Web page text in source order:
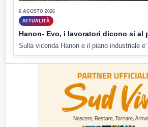
6 AGOSTO 2026
ATTUALITÀ
Hanon- Evo, i lavoratori dicono si al
Sulla vicenda Hanon e il piano industriale